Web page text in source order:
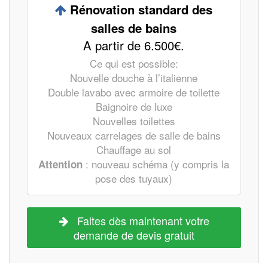
Rénovation standard des
salles de bains
A partir de 6.500€.
Ce qui est possible:
Nouvelle douche à l’italienne
Double lavabo avec armoire de toilette
Baignoire de luxe
Nouvelles toilettes
Nouveaux carrelages de salle de bains
Chauffage au sol
Attention : nouveau schéma (y compris la
pose des tuyaux)
Faites dès maintenant votre
demande de devis gratuit